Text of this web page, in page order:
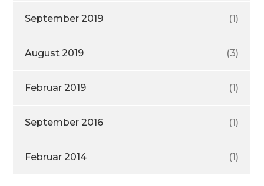
September 2019 (1)
August 2019 (3)
Februar 2019 (1)
September 2016 (1)
Februar 2014 (1)